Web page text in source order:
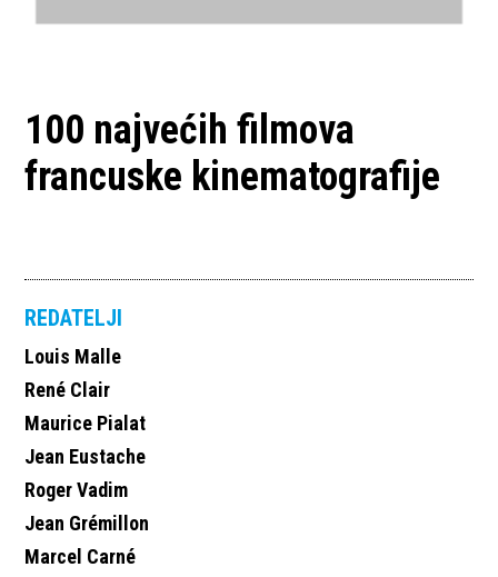
100 najvećih filmova
francuske kinematografije
REDATELJI
Louis Malle
René Clair
Maurice Pialat
Jean Eustache
Roger Vadim
Jean Grémillon
Marcel Carné